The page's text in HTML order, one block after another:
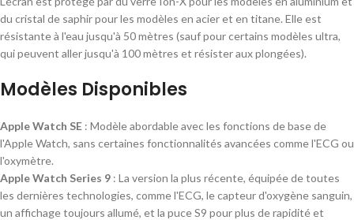
du cristal de saphir pour les modèles en acier et en titane. Elle est
résistante à l'eau jusqu'à 50 mètres (sauf pour certains modèles ultra,
qui peuvent aller jusqu'à 100 mètres et résister aux plongées).
Modèles Disponibles
Apple Watch SE : Modèle abordable avec les fonctions de base de
l'Apple Watch, sans certaines fonctionnalités avancées comme l'ECG ou
l'oxymètre.
Apple Watch Series 9 : La version la plus récente, équipée de toutes
les dernières technologies, comme l'ECG, le capteur d'oxygène sanguin,
un affichage toujours allumé, et la puce S9 pour plus de rapidité et